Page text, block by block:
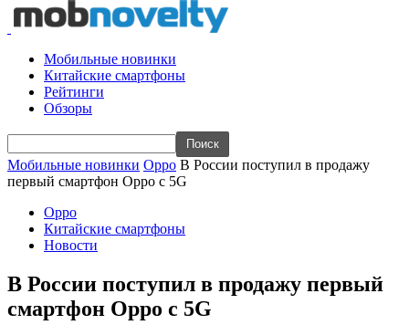
Мобильные новинки
Китайские смартфоны
Рейтинги
Обзоры
Мобильные новинки Oppo В России поступил в продажу
первый смартфон Oppo с 5G
Oppo
Китайские смартфоны
Новости
В России поступил в продажу первый
смартфон Oppo с 5G